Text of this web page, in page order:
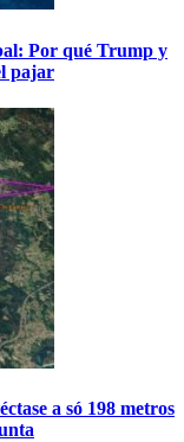
Por qué Trump y
pajar
a só 198 metros